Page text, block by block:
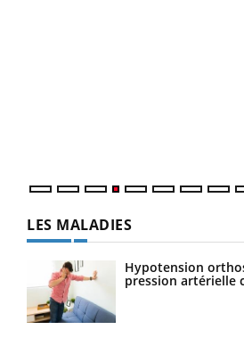
LES MALADIES
Hypotension
pression artérielle